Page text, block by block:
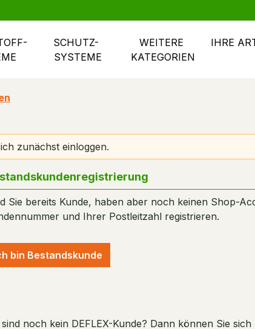
SCHUTZ-
SYSTEME
WEITERE
KATEGORIEN
IHRE
zunächst einloggen.
Sie bereits Kunde, haben aber noch keinen Shop-
und Ihrer Postleitzahl registrieren.
bin Bestandskunde
sind noch kein DEFLEX-Kunde? Dann können Sie